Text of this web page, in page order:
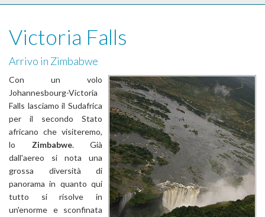
Victoria Falls
Arrivo in Zimbabwe
Con un volo
Johannesbourg-Victoria
Falls lasciamo il Sudafrica
per il secondo Stato
africano che visiteremo,
lo Zimbabwe. Già
dall'aereo si nota una
grossa diversità di
panorama in quanto qui
tutto si risolve in
un'enorme e sconfinata